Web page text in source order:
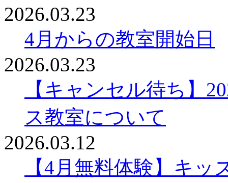
2026.03.23
4月からの教室開始日
2026.03.23
【キャンセル待ち】
ス教室について
2026.03.12
【4月無料体験】キ